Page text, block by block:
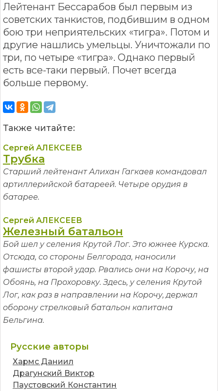
Лейтенант Бессарабов был первым из
советских танкистов, подбившим в одном
бою три неприятельских «тигра». Потом и
другие нашлись умельцы. Уничтожали по
три, по четыре «тигра». Однако первый
есть все-таки первый. Почет всегда
больше первому.
Также читайте:
Сергей АЛЕКСЕЕВ
Трубка
Старший лейтенант Алихан Гагкаев командовал
артиллерийской батареей. Четыре орудия в
батарее.
Сергей АЛЕКСЕЕВ
Железный батальон
Бой шел у селения Крутой Лог. Это южнее Курска.
Отсюда, со стороны Белгорода, наносили
фашисты второй удар. Рвались они на Корочу, на
Обоянь, на Прохоровку. Здесь, у селения Крутой
Лог, как раз в направлении на Корочу, держал
оборону стрелковый батальон капитана
Бельгина.
Русские авторы
Хармс Даниил
Драгунский Виктор
Паустовский Константин